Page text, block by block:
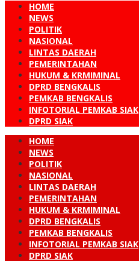
HOME
NEWS
POLITIK
NASIONAL
LINTAS DAERAH
PEMERINTAHAN
HUKUM & KRMIMINAL
DPRD BENGKALIS
PEMKAB BENGKALIS
INFOTORIAL PEMKAB SIAK
DPRD SIAK
HOME
NEWS
POLITIK
NASIONAL
LINTAS DAERAH
PEMERINTAHAN
HUKUM & KRMIMINAL
DPRD BENGKALIS
PEMKAB BENGKALIS
INFOTORIAL PEMKAB SIAK
DPRD SIAK